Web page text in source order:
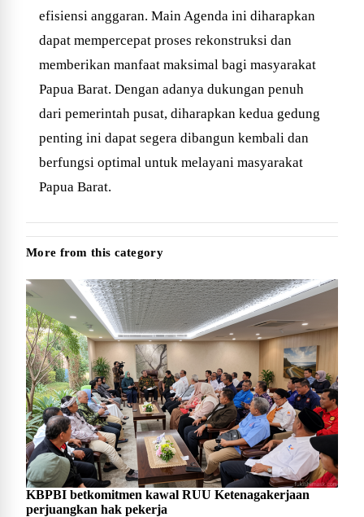
efisiensi anggaran. Main Agenda ini diharapkan
dapat mempercepat proses rekonstruksi dan
memberikan manfaat maksimal bagi masyarakat
Papua Barat. Dengan adanya dukungan penuh
dari pemerintah pusat, diharapkan kedua gedung
penting ini dapat segera dibangun kembali dan
berfungsi optimal untuk melayani masyarakat
Papua Barat.
More from this category
KBPBI betkomitmen kawal RUU Ketenagakerjaan
perjuangkan hak pekerja